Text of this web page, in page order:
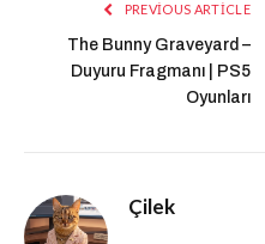
PREVIOUS ARTICLE
The Bunny Graveyard –
Duyuru Fragmanı | PS5
Oyunları
Çilek